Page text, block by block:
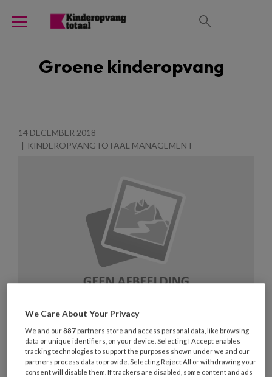
Groene kinderopvang
14 DECEMBER 2018
KINDEROPVANGTOTAAL MANAGEMENT
Aan de slag met een uitdagende
buitenruimte
We Care About Your Privacy
We and our887 partners store and access personal data, like browsing
data or unique identifiers, on your device. Selecting I Accept enables
tracking technologies to support the purposes shown under we and our
partners process data to provide. Selecting Reject All or withdrawing your
consent will disable them. If trackers are disabled, some content and ads